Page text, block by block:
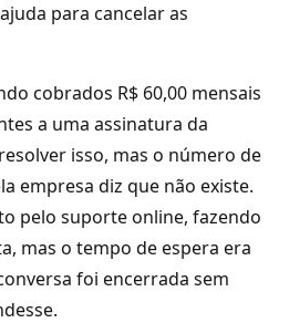
para cancelar as
cobrados R$ 60,00 mensais
a uma assinatura da
isso, mas o número de
empresa diz que não existe.
pelo suporte online, fazendo
mas o tempo de espera era
foi encerrada sem